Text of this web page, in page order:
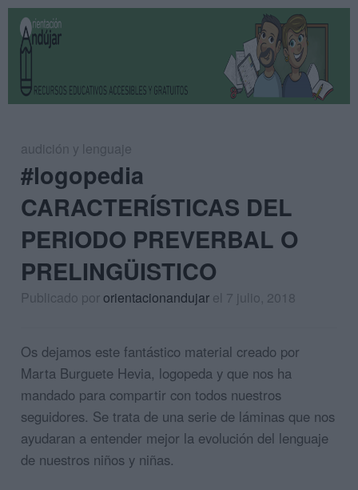
audición y lenguaje
#logopedia
CARACTERÍSTICAS DEL
PERIODO PREVERBAL O
PRELINGÜISTICO
Publicado pororientacionandujar el 7 julio, 2018
Os dejamos este fantástico material creado por
Marta Burguete Hevia, logopeda y que nos ha
mandado para compartir con todos nuestros
seguidores. Se trata de una serie de láminas que nos
ayudaran a entender mejor la evolución del lenguaje
de nuestros niños y niñas.